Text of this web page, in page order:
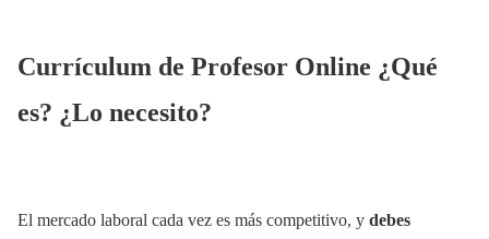
Currículum de Profesor Online ¿Qué
es? ¿Lo necesito?
El mercado laboral cada vez es más competitivo, y debes